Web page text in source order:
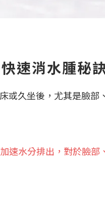
速消水腫秘
或久坐後，尤其是臉
速水分排出，對於臉部